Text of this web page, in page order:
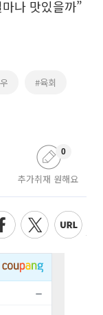
나 맛있을까”
#육회
추가취재 원해요
0